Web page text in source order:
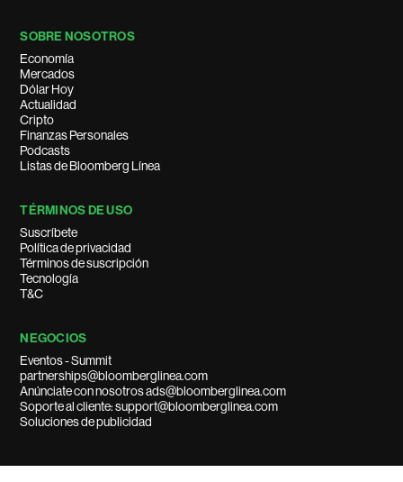
SOBRE NOSOTROS
Economía
Mercados
Dólar Hoy
Actualidad
Cripto
Finanzas Personales
Podcasts
Listas de Bloomberg Línea
TÉRMINOS DE USO
Suscríbete
Política de privacidad
Términos de suscripción
Tecnología
T&C
NEGOCIOS
Eventos - Summit
partnerships@bloomberglinea.com
Anúnciate con nosotros ads@bloomberglinea.com
Soporte al cliente: support@bloomberglinea.com
Soluciones de publicidad